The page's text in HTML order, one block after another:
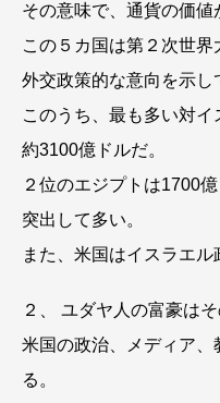
その意味で、通貨の価値
この５カ国は第２次世
外交政策的な意向を示し
このうち、最も多い対イ
約3100億ドルだ。
２位のエジプトは1700
突出して多い。
また、米国はイスラエル
２、 ユダヤ人の富豪は
米国の政治、メディア
る。